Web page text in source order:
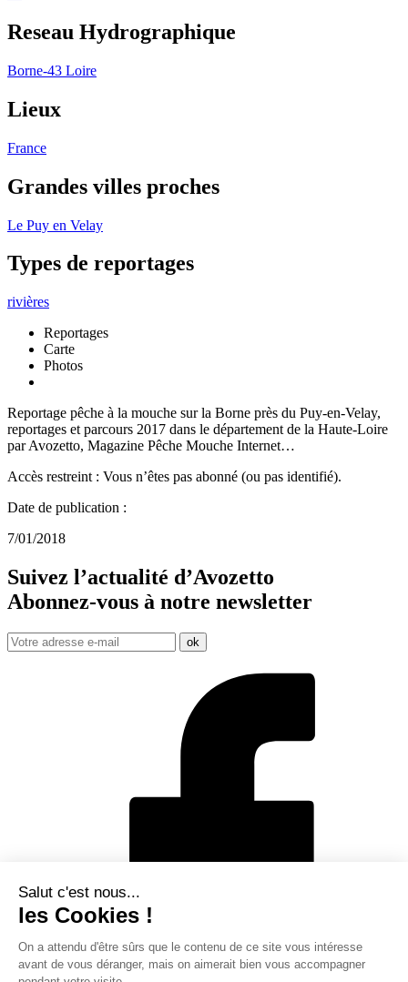
Reseau Hydrographique
Borne-43 Loire
Lieux
France
Grandes villes proches
Le Puy en Velay
Types de reportages
rivières
Reportages
Carte
Photos
Reportage pêche à la mouche sur la Borne près du Puy-en-Velay,
reportages et parcours 2017 dans le département de la Haute-Loire
par Avozetto, Magazine Pêche Mouche Internet…
Accès restreint : Vous n’êtes pas abonné (ou pas identifié).
Date de publication :
7/01/2018
Suivez l’actualité d’Avozetto
Abonnez-vous à notre newsletter